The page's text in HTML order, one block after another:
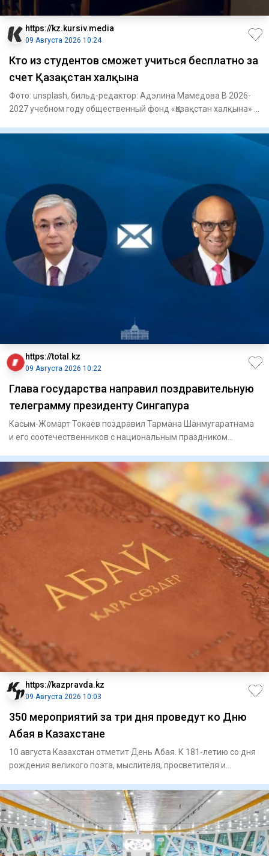
https://kz.kursiv.media
09 Августа 2026 10:24
Кто из студентов сможет учиться бесплатно за
счет Қазақстан халқына
Фото: unsplash, бильд-редактор: Адэлина Мамедова В 2026-
2027 учебном году общественный фонд «Қазақстан халқына» в
https://total.kz
09 Августа 2026 10:22
Глава государства направил поздравительную
телеграмму президенту Сингапура
Касым-Жомарт Токаев поздравил Тармана Шанмугаратнама
и его соотечественников с национальным праздником
https://kazpravda.kz
09 Августа 2026 10:03
350 мероприятий за три дня проведут ко Дню
Абая в Казахстане
10 августа Казахстан отметит День Абая. К 181-летию со дня
рождения великого поэта, мыслителя, просветителя и